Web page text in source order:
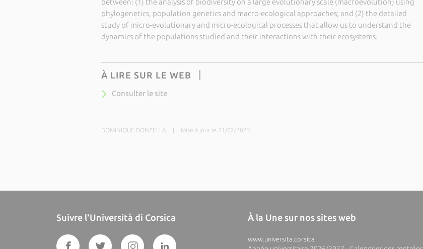
between: (1) the analysis of biodiversity on a large evolutionary scale (macroevolution) using
phylogenetics, population genetics and macro-ecological approaches; and (2) the detailed
study of micro-evolutionary and micro-ecological processes that allow us to understand the
dynamics of the populations studied and their interactions with their ecosystems.
À LIRE SUR LE WEB
Consulter le site
DOMINIQUE DONZELLA Mise à jour le 21/02/2023
Suivre l'Università di Corsica À la Une sur nos sites web
www.universita.corsica